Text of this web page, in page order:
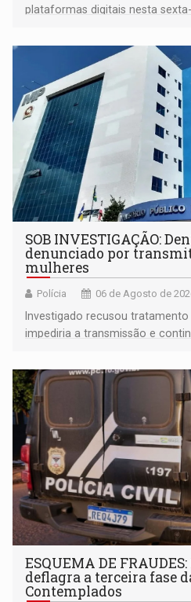
plataformas digitais nesta
SOB INVESTIGAÇÃO:
denunciado por
mulheres
Polícia 06 de Agosto de
Investigado recusou
impediria a transmissão e
ESQUEMA DE
deflagra a terceira fase
Contemplados